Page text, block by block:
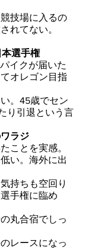
技場に入るの
れてない。
選手権
イクが届いた
オレゴン目指
。45歳でセン
り引退という言
ラジ
ことを実感。
い。海外に出
持ちも空回り
手権に臨め
丸合宿でしっ
レースになっ